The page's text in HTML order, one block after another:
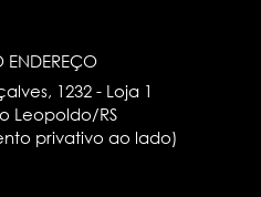
ENDEREÇO
1232 - Loja 1
Leopoldo/RS
privativo ao lado)